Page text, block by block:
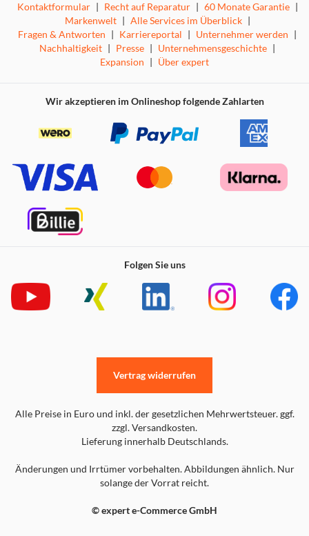
Kontaktformular | Recht auf Reparatur | 60 Monate Garantie |
Markenwelt | Alle Services im Überblick |
Fragen & Antworten | Karriereportal | Unternehmer werden |
Nachhaltigkeit | Presse | Unternehmensgeschichte |
Expansion | Über expert
Wir akzeptieren im Onlineshop folgende Zahlarten
Folgen Sie uns
Alle Preise in Euro und inkl. der gesetzlichen Mehrwertsteuer. ggf.
zzgl. Versandkosten.
Lieferung innerhalb Deutschlands.
Änderungen und Irrtümer vorbehalten. Abbildungen ähnlich. Nur
solange der Vorrat reicht.
© expert e-Commerce GmbH
Vertrag widerrufen